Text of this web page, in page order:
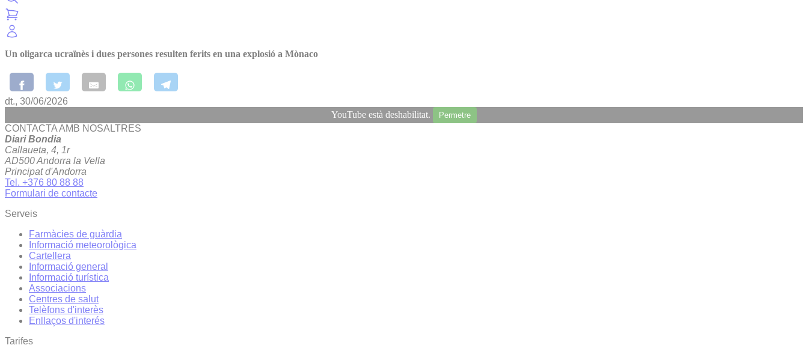
Un oligarca ucraïnès i dues persones resulten ferits en una explosió a Mònaco
dt., 30/06/2026
YouTube està deshabilitat.
Permetre
CONTACTA AMB NOSALTRES
Diari Bondia
Callaueta, 4, 1r
AD500 Andorra la Vella
Principat d'Andorra
Tel. +376 80 88 88
Formulari de contacte
Serveis
Farmàcies de guàrdia
Informació meteorològica
Cartellera
Informació general
Informació turística
Associacions
Centres de salut
Telèfons d'interès
Enllaços d'interés
Tarifes